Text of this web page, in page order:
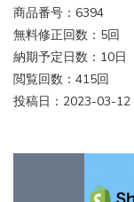
商品番号：6394
無料修正回数：5回
納期予定日数：10日
閲覧回数：415回
投稿日：2023-03-12